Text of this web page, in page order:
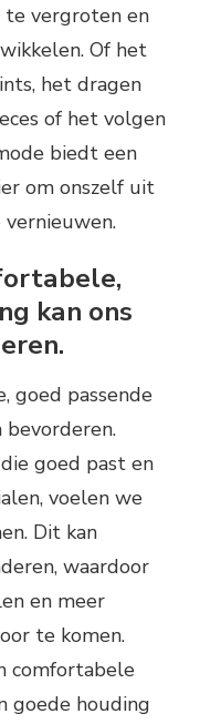
vergroten en
Of het
het dragen
of het volgen
biedt een
om onszelf uit
kan ons
goed passende
bevorderen.
goed past en
voelen we
Dit kan
waardoor
en meer
te komen.
comfortabele
goede houding